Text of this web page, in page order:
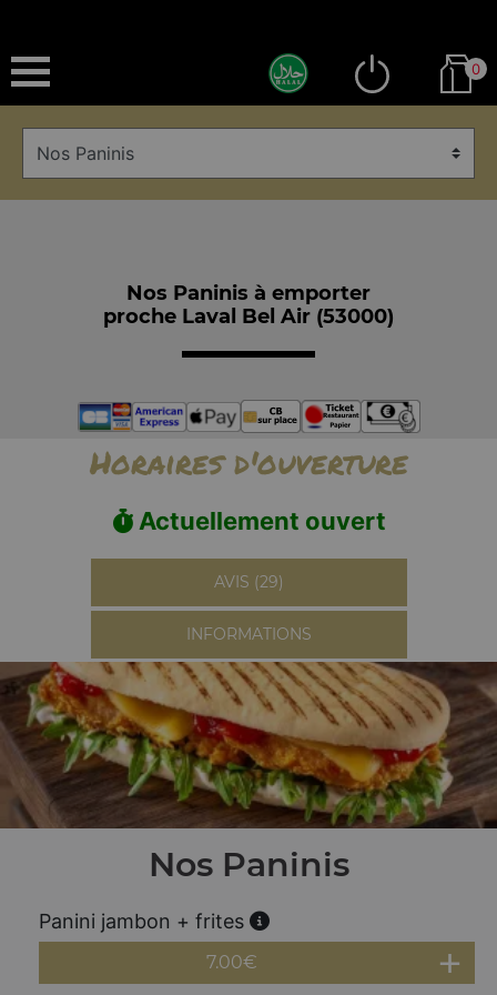
0
Nos Paninis à emporter
proche Laval Bel Air (53000)
Horaires d'ouverture
Actuellement ouvert
AVIS (29)
INFORMATIONS
Nos Paninis
Panini jambon + frites
7.00€